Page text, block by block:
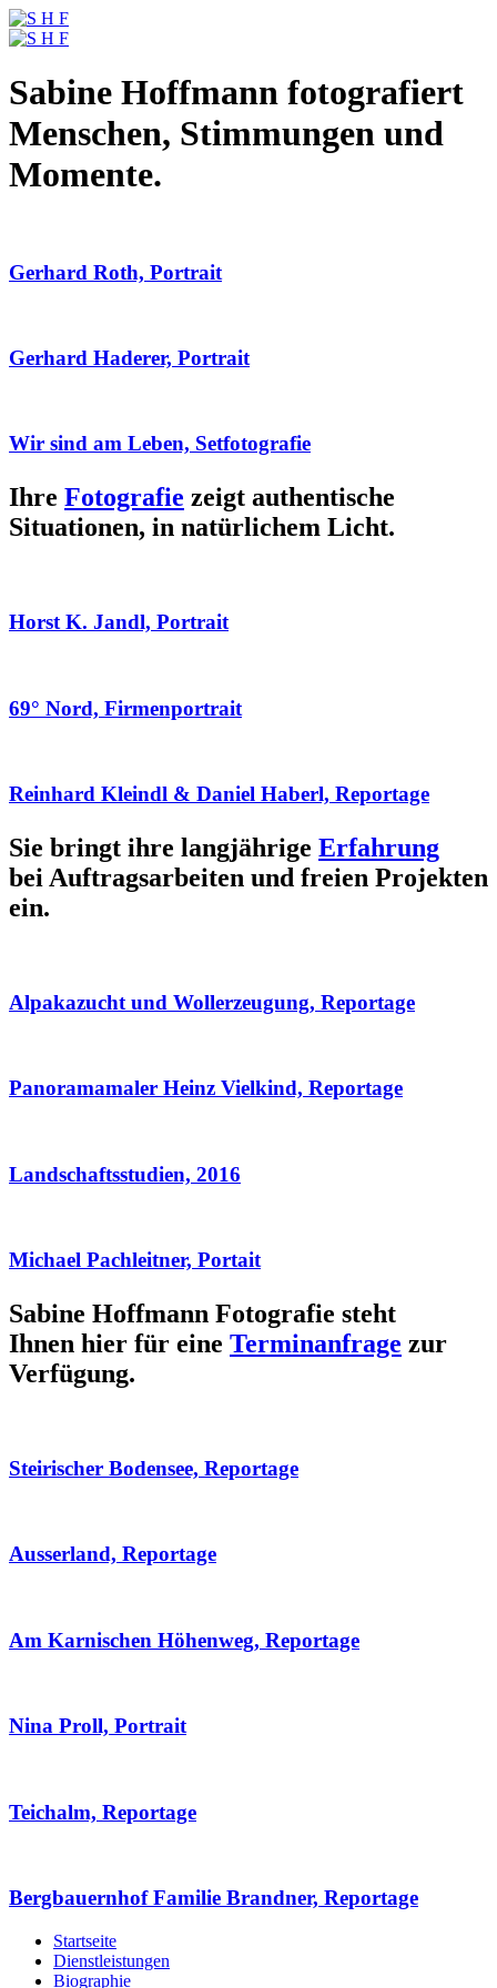
Sabine Hoffmann fotografiert
Menschen, Stimmungen und
Momente.
Gerhard Roth, Portrait
Gerhard Haderer, Portrait
Wir sind am Leben, Setfotografie
Ihre Fotografie zeigt authentische
Situationen, in natürlichem Licht.
Horst K. Jandl, Portrait
69° Nord, Firmenportrait
Reinhard Kleindl & Daniel Haberl, Reportage
Sie bringt ihre langjährige Erfahrung
bei Auftragsarbeiten und freien Projekten
ein.
Alpakazucht und Wollerzeugung, Reportage
Panoramamaler Heinz Vielkind, Reportage
Landschaftsstudien, 2016
Michael Pachleitner, Portait
Sabine Hoffmann Fotografie steht
Ihnen hier für eine Terminanfrage zur
Verfügung.
Steirischer Bodensee, Reportage
Ausserland, Reportage
Am Karnischen Höhenweg, Reportage
Nina Proll, Portrait
Teichalm, Reportage
Bergbauernhof Familie Brandner, Reportage
Startseite
Dienstleistungen
Biographie